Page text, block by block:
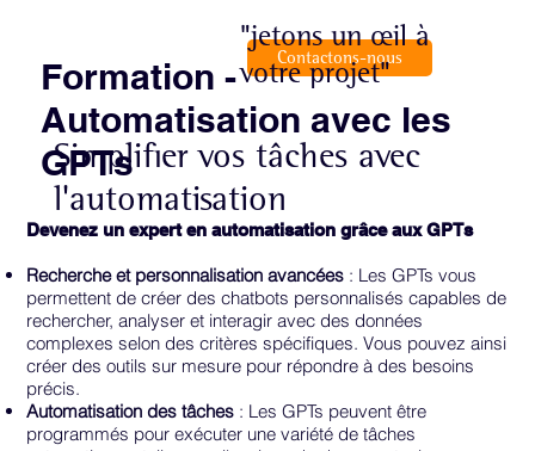
Contactons-nous
"jetons un œil à
votre projet"
Devenez un expert en automatisation grâce aux GPTs
Recherche et personnalisation avancées : Les GPTs vous
permettent de créer des chatbots personnalisés capables de
rechercher, analyser et interagir avec des données
complexes selon des critères spécifiques. Vous pouvez ainsi
créer des outils sur mesure pour répondre à des besoins
précis.
Automatisation des tâches : Les GPTs peuvent être
programmés pour exécuter une variété de tâches
Simplifier vos tâches avec
l'automatisation
Formation -
Automatisation avec les
GPTs